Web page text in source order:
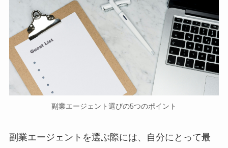
副業エージェント選びの5つのポイント
副業エージェントを選ぶ際には、自分にとって最